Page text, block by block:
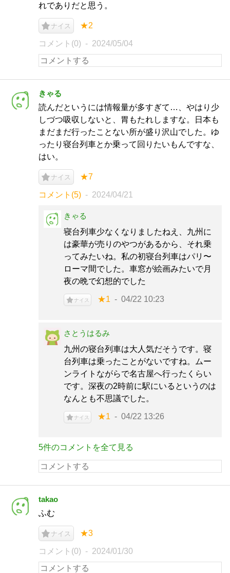
れでありだと思う。
ナイス ★2
コメント(0) 2024/05/04
きゃる
読んだというには情報量が多すぎて…、やはり少
しづつ吸収しないと、胃もたれしますな。日本も
まだまだ行ったことない所が盛り沢山でした。ゆ
ったり寝台列車とか乗って回りたいもんですな、
はい。
ナイス ★7
コメント(5) 2024/04/21
きゃる
寝台列車少なくなりましたねえ、九州に
は豪華が売りのやつがあるから、それ乗
ってみたいね。私の初寝台列車はパリ〜
ローマ間でした。車窓が絵画みたいで月
夜の晩で幻想的でした
ナイス ★1 04/22 10:23
さとうはるみ
九州の寝台列車は大人気だそうです。寝
台列車は乗ったことがないですね。ムー
ンライトながらで名古屋へ行ったくらい
です。深夜の2時前に駅にいるというのは
なんとも不思議でした。
ナイス ★1 04/22 13:26
5件のコメントを全て見る
takao
ふむ
ナイス ★3
コメント(0) 2024/01/30